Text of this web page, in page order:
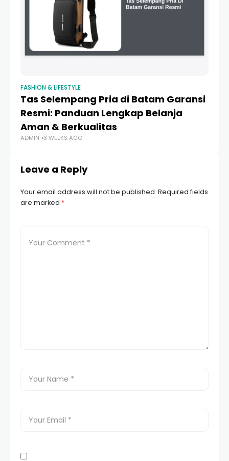
FASHION & LIFESTYLE
Tas Selempang Pria di Batam Garansi
Resmi: Panduan Lengkap Belanja
Aman & Berkualitas
ADMIN 3 WEEKS AGO
Leave a Reply
Your email address will not be published. Required fields
are marked *